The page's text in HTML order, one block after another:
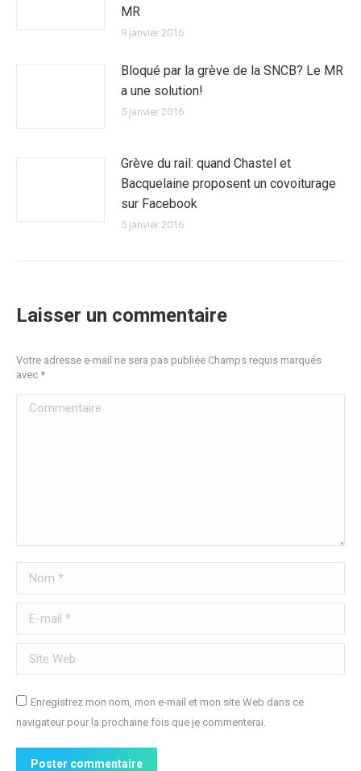
MR
9 janvier 2016
Bloqué par la grève de la SNCB? Le MR
a une solution!
5 janvier 2016
Grève du rail: quand Chastel et
Bacquelaine proposent un covoiturage
sur Facebook
5 janvier 2016
Laisser un commentaire
Votre adresse e-mail ne sera pas publiée Champs requis marqués
avec *
Commentaire
Nom *
E-mail *
Site Web
Enregistrez mon nom, mon e-mail et mon site Web dans ce
navigateur pour la prochaine fois que je commenterai.
Poster commentaire